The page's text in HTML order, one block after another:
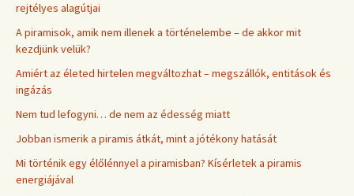
rejtélyes alagútjai
A piramisok, amik nem illenek a történelembe – de akkor mit
kezdjünk velük?
Amiért az életed hirtelen megváltozhat – megszállók, entitások és
ingázás
Nem tud lefogyni… de nem az édesség miatt
Jobban ismerik a piramis átkát, mint a jótékony hatását
Mi történik egy élőlénnyel a piramisban? Kísérletek a piramis
energiájával